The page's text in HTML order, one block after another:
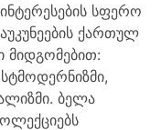
სფერო
ქართულ
მიდგომებით:
ბელა